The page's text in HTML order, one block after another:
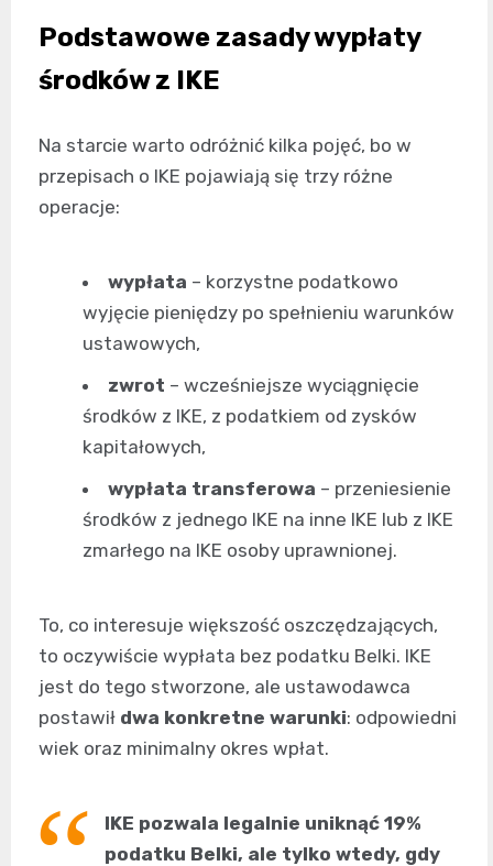
Podstawowe zasady wypłaty
środków z IKE
Na starcie warto odróżnić kilka pojęć, bo w
przepisach o IKE pojawiają się trzy różne
operacje:
wypłata – korzystne podatkowo
wyjęcie pieniędzy po spełnieniu warunków
ustawowych,
zwrot – wcześniejsze wyciągnięcie
środków z IKE, z podatkiem od zysków
kapitałowych,
wypłata transferowa – przeniesienie
środków z jednego IKE na inne IKE lub z IKE
zmarłego na IKE osoby uprawnionej.
To, co interesuje większość oszczędzających,
to oczywiście wypłata bez podatku Belki. IKE
jest do tego stworzone, ale ustawodawca
postawił dwa konkretne warunki: odpowiedni
wiek oraz minimalny okres wpłat.
IKE pozwala legalnie uniknąć 19%
podatku Belki, ale tylko wtedy, gdy